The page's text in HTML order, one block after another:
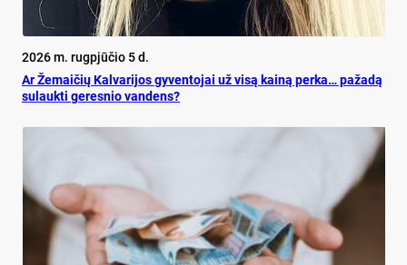
2026 m. rugpjūčio 5 d.
Ar Že­mai­čių Kal­va­ri­jos gy­ven­to­jai už vi­są kai­ną per­ka… pa­ža­dą
su­lauk­ti ge­res­nio van­dens?